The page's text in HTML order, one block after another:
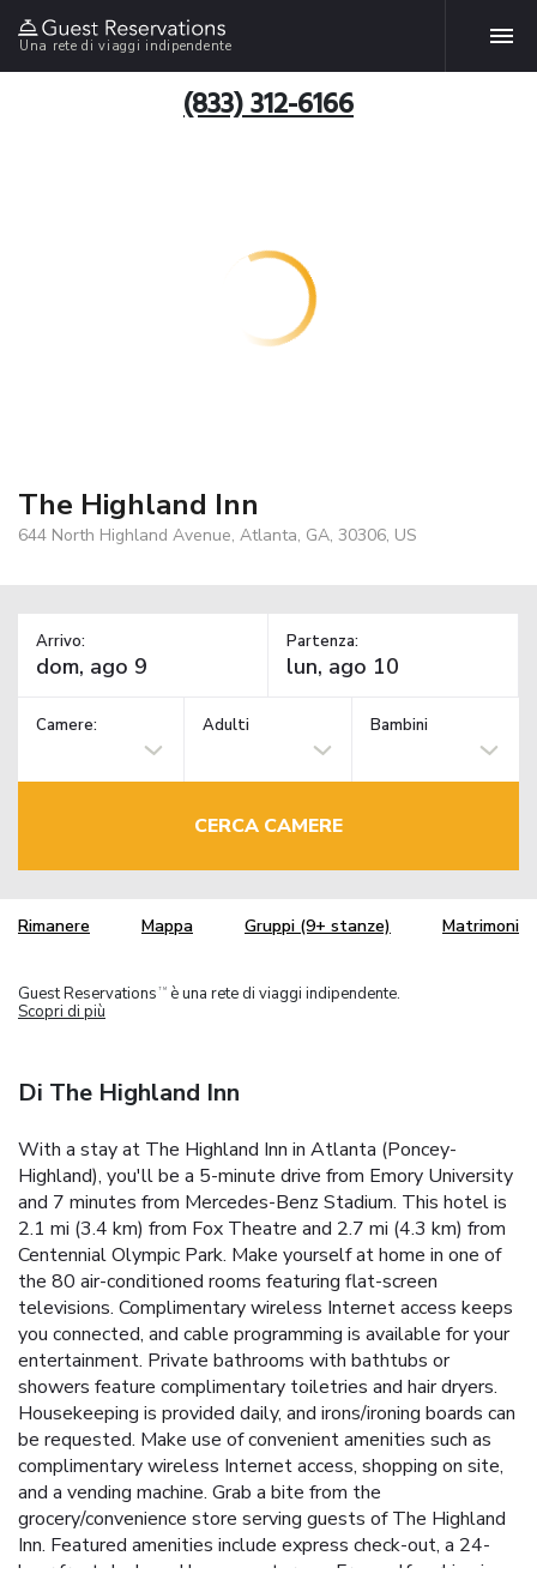
Una rete di viaggi indipendente
(833) 312-6166
The Highland Inn
644 North Highland Avenue, Atlanta, GA, 30306, US
Arrivo: Partenza:
Camere: Adulti Bambini
CERCA CAMERE
Rimanere Mappa Gruppi (9+ stanze) Matrimoni
Guest Reservations TM
è una rete di viaggi indipendente.
Scopri di più
Di The Highland Inn
With a stay at The Highland Inn in Atlanta (Poncey-
Highland), you'll be a 5-minute drive from Emory University
and 7 minutes from Mercedes-Benz Stadium. This hotel is
2.1 mi (3.4 km) from Fox Theatre and 2.7 mi (4.3 km) from
Centennial Olympic Park. Make yourself at home in one of
the 80 air-conditioned rooms featuring flat-screen
televisions. Complimentary wireless Internet access keeps
you connected, and cable programming is available for your
entertainment. Private bathrooms with bathtubs or
showers feature complimentary toiletries and hair dryers.
Housekeeping is provided daily, and irons/ironing boards can
be requested. Make use of convenient amenities such as
complimentary wireless Internet access, shopping on site,
and a vending machine. Grab a bite from the
grocery/convenience store serving guests of The Highland
Inn. Featured amenities include express check-out, a 24-
hour front desk, and luggage storage. Free self parking is